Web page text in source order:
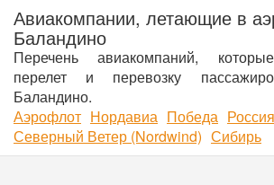
Авиакомпании, летающие в
Баландино
Перечень авиакомпаний,
перелет и перевозку
Баландино.
Аэрофлот Нордавиа Победа Россия
Северный Ветер (Nordwind) Сибирь